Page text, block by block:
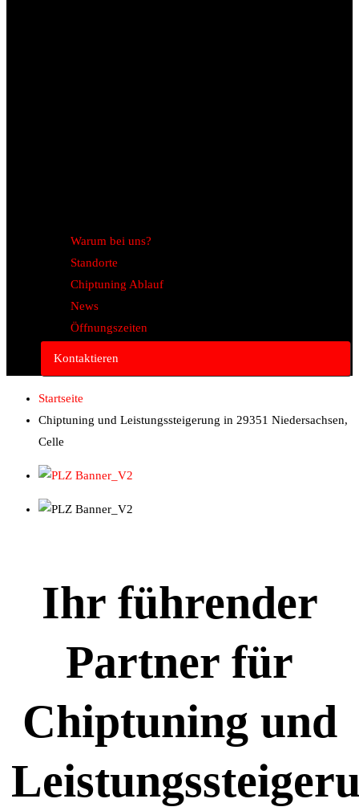
Warum bei uns?
Standorte
Chiptuning Ablauf
News
Öffnungszeiten
Kontaktieren
Startseite
Chiptuning und Leistungssteigerung in 29351 Niedersachsen,
Celle
Ihr führender
Partner für
Chiptuning und